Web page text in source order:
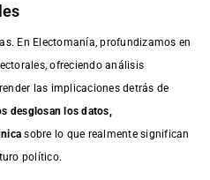
En Electomanía, profundizamos en
ofreciendo análisis
las implicaciones detrás de
desglosan los datos,
sobre lo que realmente significan
político.